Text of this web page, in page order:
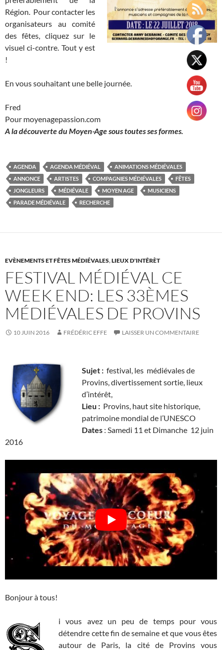
Région. Pour contacter les
organisateurs au comité
des fêtes, cliquez sur le
visuel ci-contre. Tout y est
!
En vous souhaitant une belle journée.
Fred
Pour moyenagepassion.com
A la découverte du Moyen-Age sous toutes ses formes.
AGENDA AGENDA MÉDIÉVAL
ANIMATIONS MÉDIÉVALES
ANNONCE
ARTISTES COMPAGNIES MÉDIÉVALES
FÊTES
JONGLEURS
MÉDIÉVALE MOYEN AGE
MUSICIENS
PARADE MÉDIÉVALE
RECHERCHE
EVÈNEMENTS ET FÊTES MÉDIÉVALES,LIEUX D'INTÊRÈT
FESTIVAL MÉDIÉVAL CE
WEEK END: LES 33ÈMES
MÉDIÉVALES DE PROVINS
10 JUIN 2016 FRÉDÉRIC EFFE LAISSER UN COMMENTAIRE
Sujet : festival, les médiévales de
Provins, divertissement sortie, lieux
d’intérêt,
Lieu : Provins, haut site historique,
patrimoine mondial de l’UNESCO
Dates : Samedi 11 et Dimanche 12 juin
2016
Bonjour à tous!
i vous avez un peu de temps pour vous
détendre cette fin de semaine et que vous êtes
autour de Paris, la cité de Provins vous